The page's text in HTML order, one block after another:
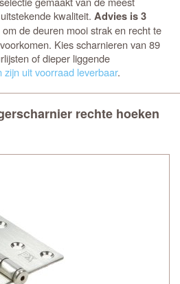
kwaliteit. Advies is 3
om de deuren mooi strak en recht te
Kies scharnieren van 89
of dieper liggende
zijn uit voorraad leverbaar.
rechte hoeken